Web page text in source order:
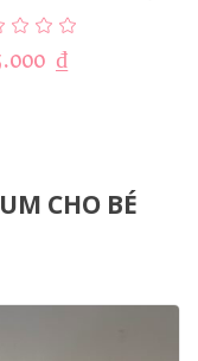
₫
CHO BÉ